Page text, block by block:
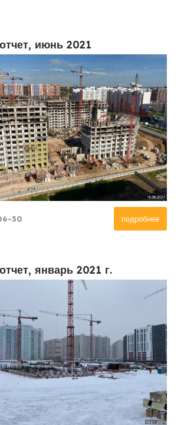
июнь 2021
подробнее
30
январь 2021 г.